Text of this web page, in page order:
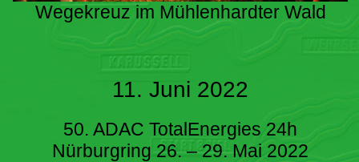
Wegekreuz im Mühlenhardter Wald
11. Juni 2022
50. ADAC TotalEnergies 24h
Nürburgring 26. – 29. Mai 2022